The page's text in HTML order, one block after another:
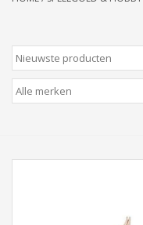
Wenskaarten
Zeeuws/Streek